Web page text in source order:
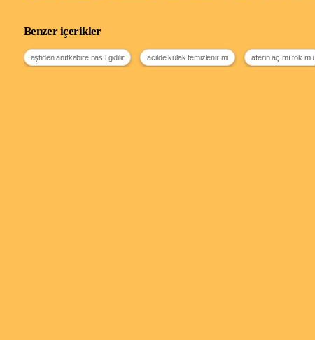
Benzer içerikler
aştiden anıtkabire nasıl gidilir acilde kulak temizlenir mi aferin aç mı tok mu